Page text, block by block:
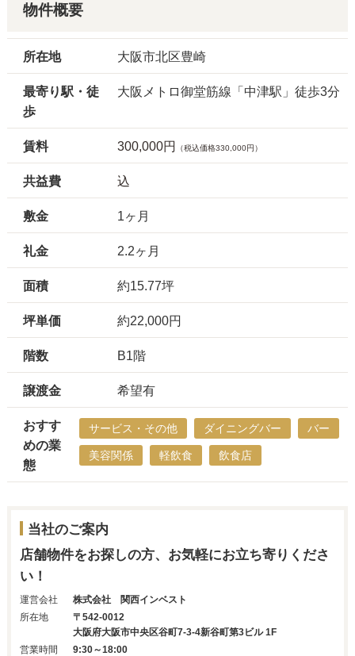
物件概要
所在地 大阪市北区豊崎
最寄り駅・徒
歩
大阪メトロ御堂筋線「中津駅」徒歩3分
賃料 300,000円 （税込価格330,000円）
共益費 込
敷金 1ヶ月
礼金 2.2ヶ月
面積 約15.77坪
坪単価 約22,000円
階数 B1階
譲渡金 希望有
おすす
めの業
態
サービス・その他 ダイニングバー バー
美容関係 軽飲食 飲食店
当社のご案内
店舗物件をお探しの方、お気軽にお立ち寄りくださ
い！
運営会社
株式会社 関西インベスト
所在地
〒542-0012
大阪府大阪市中央区谷町7-3-4新谷町第3ビル 1F
営業時間
9:30～18:00